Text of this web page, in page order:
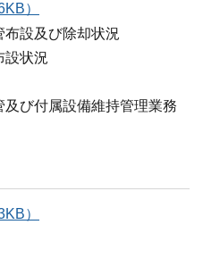
）
布設及び除却状況
設状況
び付属設備維持管理業務
）